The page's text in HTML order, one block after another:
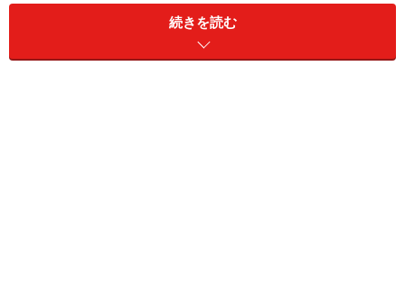
でしょう。その際は、グッピーと相性の良い魚を選んで
続きを読む